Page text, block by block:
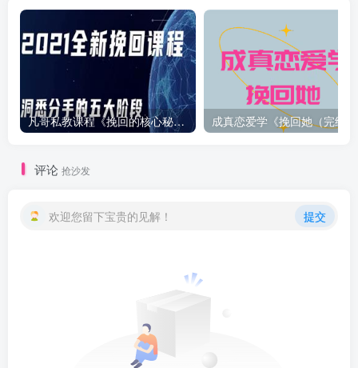
凡哥私教课程《挽回的核心秘密》
评论 抢沙发
欢迎您留下宝贵的见解！ 提交